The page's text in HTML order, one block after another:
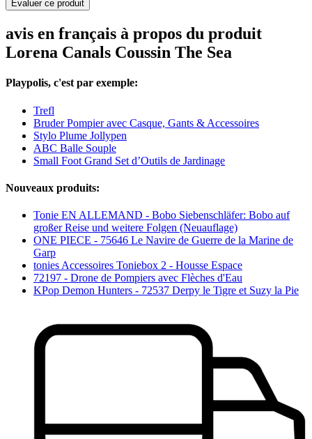
Evaluer ce produit
avis en français à propos du produit
Lorena Canals Coussin The Sea
Playpolis, c'est par exemple:
Trefl
Bruder Pompier avec Casque, Gants & Accessoires
Stylo Plume Jollypen
ABC Balle Souple
Small Foot Grand Set d’Outils de Jardinage
Nouveaux produits:
Tonie EN ALLEMAND - Bobo Siebenschläfer: Bobo auf
großer Reise und weitere Folgen (Neuauflage)
ONE PIECE - 75646 Le Navire de Guerre de la Marine de
Garp
tonies Accessoires Toniebox 2 - Housse Espace
72197 - Drone de Pompiers avec Flèches d'Eau
KPop Demon Hunters - 72537 Derpy le Tigre et Suzy la Pie